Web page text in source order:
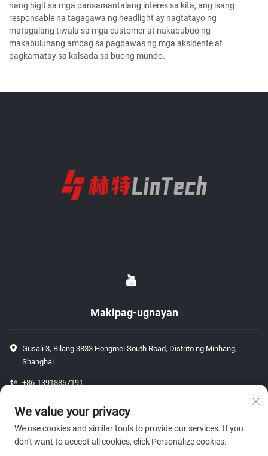
nang higit sa mga pansamantalang interes sa kita, ang isang
responsable na tagagawa ng headlight ay nagtatayo ng
matagalang tiwala sa mga customer at nakabubuo ng
makabuluhang ambag sa pagbawas ng mga aksidente at
pagkamatay sa kalsada sa buong mundo.
Makipag-ugnayan
Gusali 3, Bilang 3833 Hongmei South Road, Distrito ng Minhang,
Shanghai
+86-13918857191
[email protected]
We value your privacy
We use cookies and similar tools to provide our services. If you
don't want to accept all cookies, click Personalize cookies.